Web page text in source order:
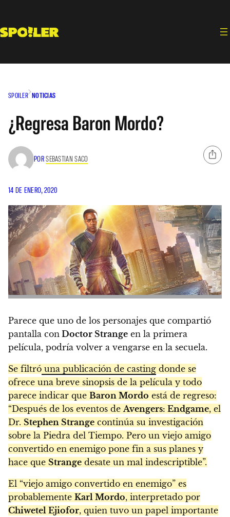
contenido
SPOILER NOTICIAS
¿Regresa Baron Mordo?
PORSEBASTIAN SACO
14 DE ENERO, 2020
Parece que uno de los personajes que compartió
pantalla con Doctor Strange en la primera
película, podría volver a vengarse en la secuela.
Se filtró una publicación de casting donde se
ofrece una breve sinopsis de la película y todo
parece indicar que Baron Mordo está de regreso:
“Después de los eventos deAvengers: Endgame, el
Dr. Stephen Strange continúa su investigación
sobre la Piedra del Tiempo. Pero un viejo amigo
convertido en enemigo pone fin a sus planes y
hace que Strange desate un mal indescriptible”.
El “viejo amigo convertido en enemigo” es
probablemente Karl Mordo, interpretado por
Chiwetel Ejiofor, quien tuvo un papel importante